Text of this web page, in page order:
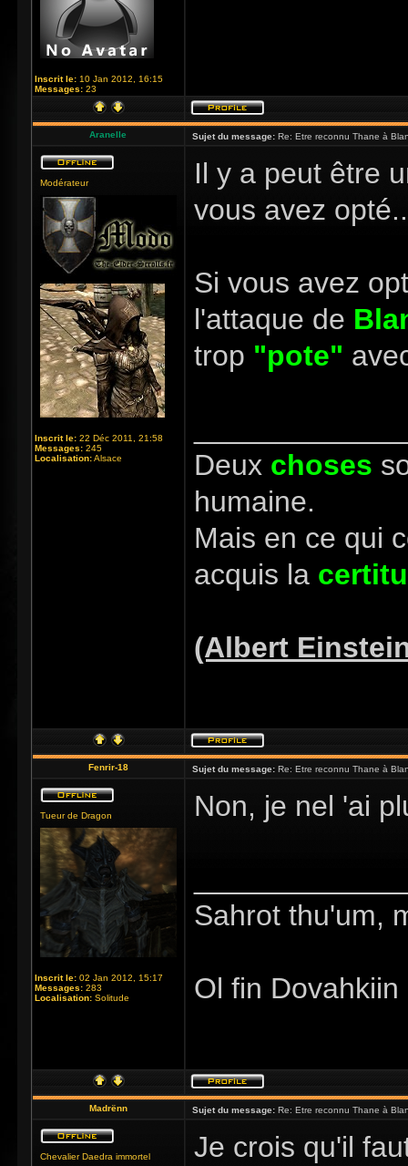
Inscrit le: 10 Jan 2012, 16:15
Messages: 23
Aranelle Sujet du message: Re: Etre reconnu Thane à
Modérateur
Inscrit le: 22 Déc 2011, 21:58
Messages: 245
Localisation:Alsace
Il y a peut être
vous avez
Si vous avez
l'attaque de
trop "pote"
Deux choses
humaine.
Mais en ce qui
acquis la
(Albert
Fenrir-18 Sujet du message: Re: Etre reconnu Thane à
Tueur de Dragon
Inscrit le: 02 Jan 2012, 15:17
Messages: 283
Localisation: Solitude
Non, je nel 'ai
Sahrot thu'um,
Ol fin
Madrënn Sujet du message: Re: Etre reconnu Thane à
Chevalier Daedra immortel
Je crois qu'il